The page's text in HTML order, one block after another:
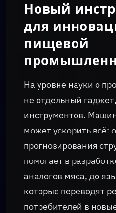
Новый
для
пищевой
На уровне науки о
не отдельный
инструментов.
может ускорить всё:
прогнозирования
помогает в
аналогов мяса, до
которые переводят
потребителей в